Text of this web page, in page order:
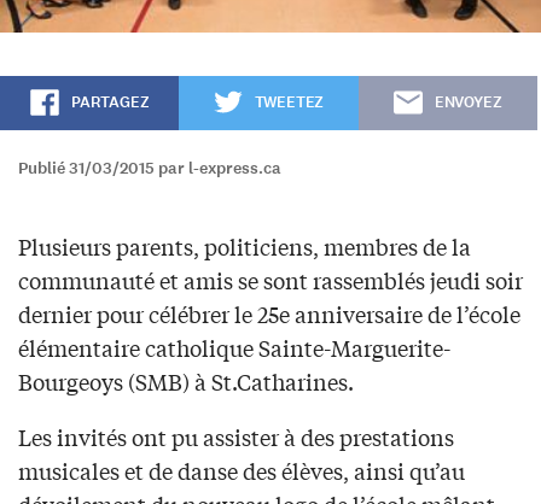
PARTAGEZ TWEETEZ ENVOYEZ
Publié 31/03/2015 par l-express.ca
Plusieurs parents, politiciens, membres de la
communauté et amis se sont rassemblés jeudi soir
dernier pour célébrer le 25e anniversaire de l’école
élémentaire catholique Sainte-Marguerite-
Bourgeoys (SMB) à St.Catharines.
Les invités ont pu assister à des prestations
musicales et de danse des élèves, ainsi qu’au